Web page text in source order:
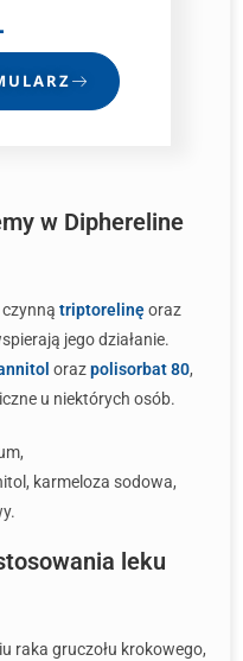
w Diphereline
triptorelinęoraz
jego działanie.
orazpolisorbat 80,
u niektórych osób.
karmeloza sodowa,
leku
raka gruczołu krokowego,